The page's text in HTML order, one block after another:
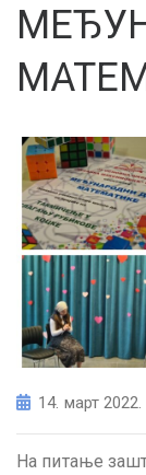
14. март 2022.
На питање